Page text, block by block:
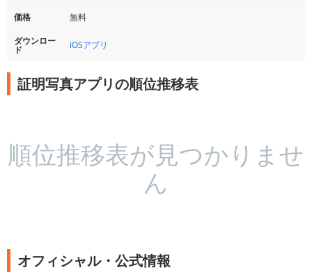
価格
無料
ダウンロー
ド iOSアプリ
証明写真アプリの順位推移表
順位推移表が見つかりませ
ん
オフィシャル・公式情報